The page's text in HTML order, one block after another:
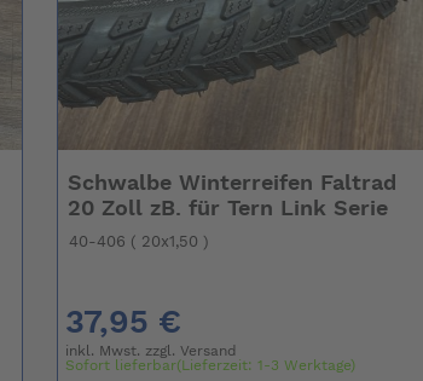
Schwalbe Winterreifen Faltrad
20 Zoll zB. für Tern Link Serie
40-406 ( 20x1,50 )
37,95 €
inkl. Mwst. zzgl.Versand
Sofort lieferbar(Lieferzeit: 1-3 Werktage)